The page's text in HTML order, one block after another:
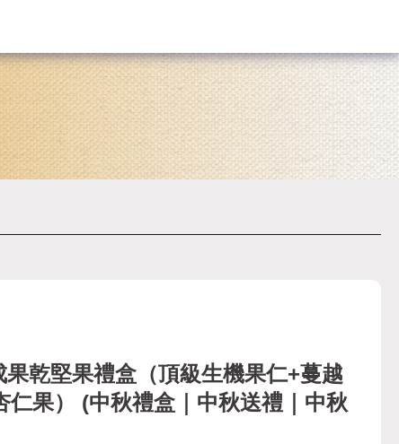
果乾堅果禮盒（頂級生機果仁+蔓越
仁果） (中秋禮盒｜中秋送禮｜中秋